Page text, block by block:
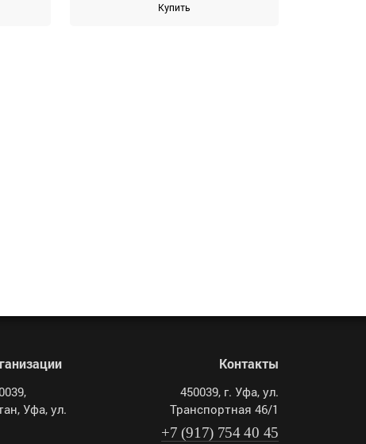
Купить
Уфа, ул.
Контакты
450039, г. Уфа, ул.
Транспортная 46/1
+7 (917) 754 40 45